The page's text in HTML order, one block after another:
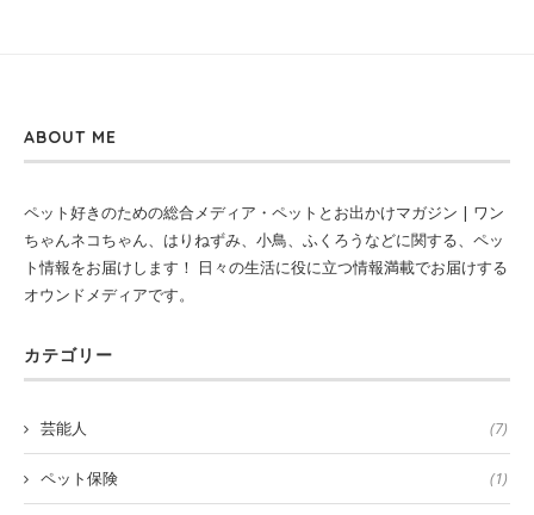
ABOUT ME
ペット好きのための総合メディア・ペットとお出かけマガジン | ワン
ちゃんネコちゃん、はりねずみ、小鳥、ふくろうなどに関する、ペッ
ト情報をお届けします！ 日々の生活に役に立つ情報満載でお届けする
オウンドメディアです。
カテゴリー
芸能人 (7)
ペット保険 (1)